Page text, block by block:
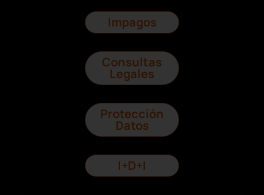
Impagos
Consultas
Legales
Protección
Datos
I+D+I